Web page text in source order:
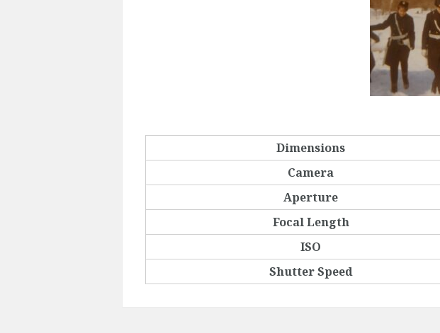
Dimensions
Camera
Aperture
Focal Length
ISO
Shutter Speed